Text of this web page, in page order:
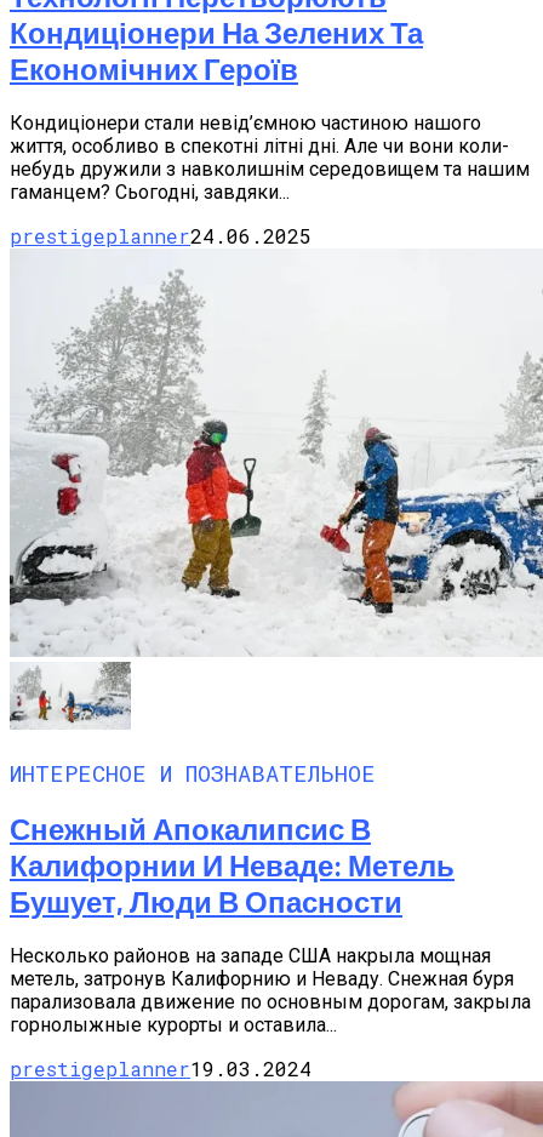
Кондиціонери На Зелених Та
Економічних Героїв
Кондиціонери стали невід’ємною частиною нашого
життя, особливо в спекотні літні дні. Але чи вони коли-
небудь дружили з навколишнім середовищем та нашим
гаманцем? Сьогодні, завдяки...
prestigeplanner24.06.2025
ИНТЕРЕСНОЕ И ПОЗНАВАТЕЛЬНОЕ
Снежный Апокалипсис В
Калифорнии И Неваде: Метель
Бушует, Люди В Опасности
Несколько районов на западе США накрыла мощная
метель, затронув Калифорнию и Неваду. Снежная буря
парализовала движение по основным дорогам, закрыла
горнолыжные курорты и оставила...
prestigeplanner19.03.2024